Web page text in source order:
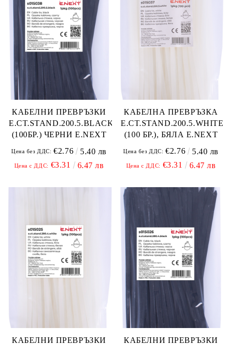
КАБЕЛНИ ПРЕВРЪЗКИ
E.CT.STAND.200.5.BLACK
(100БР.) ЧЕРНИ E.NEXT
Цена без ДДС: €2.76 5.40 лв
Цена с ДДС: €3.31 6.47 лв
КАБЕЛНА ПРЕВРЪЗКА
E.CT.STAND.200.5.WHITE
(100 БР.), БЯЛА E.NEXT
Цена без ДДС: €2.76 5.40 лв
Цена с ДДС: €3.31 6.47 лв
КАБЕЛНИ ПРЕВРЪЗКИ
КАБЕЛНИ ПРЕВРЪЗКИ